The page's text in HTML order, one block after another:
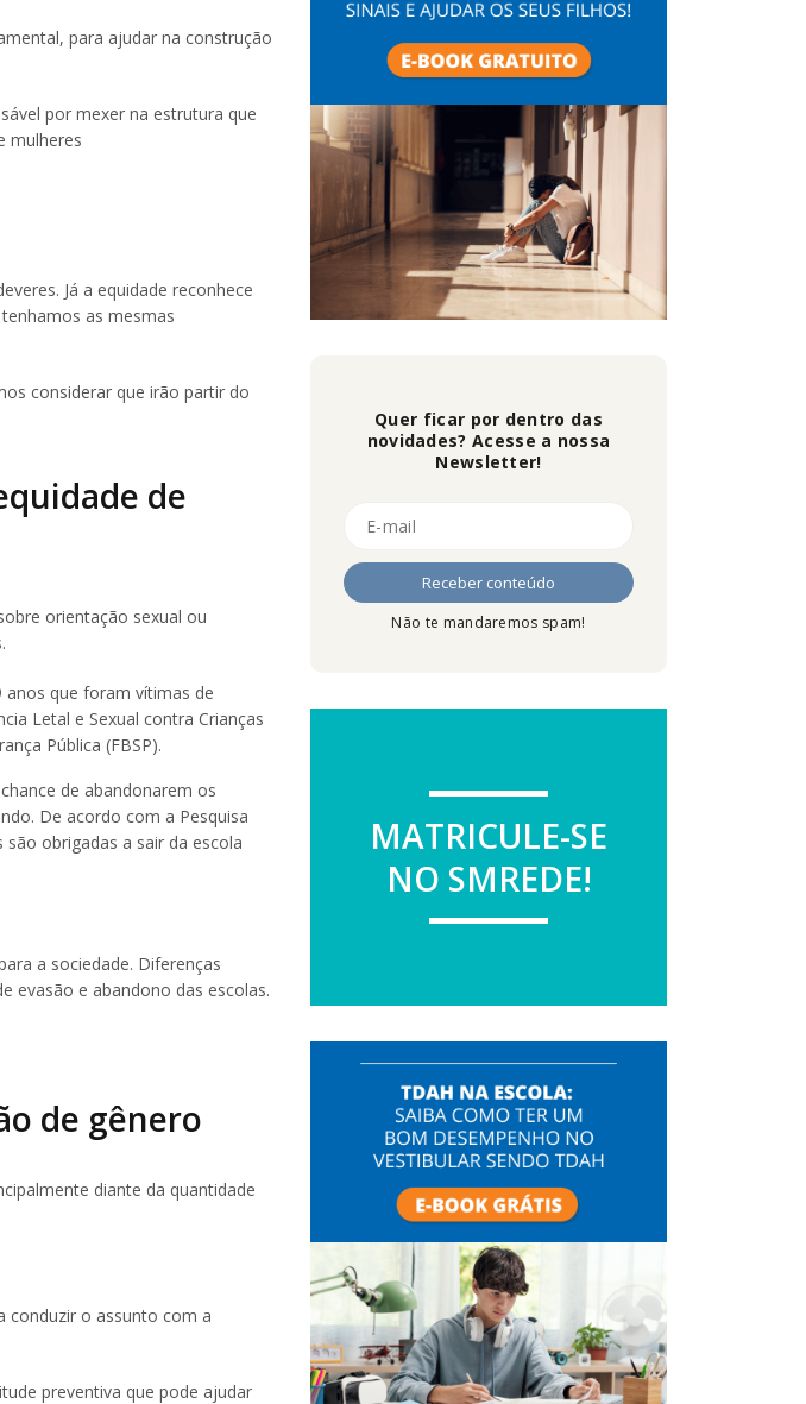
para ajudar na construção
por mexer na estrutura que
mulheres
Já a equidade reconhece
as mesmas
considerar que irão partir do
de
orientação sexual ou
anos que foram vítimas de
Letal e Sexual contra Crianças
Pública (FBSP).
de abandonarem os
De acordo com a Pesquisa
obrigadas a sair da escola
a sociedade. Diferenças
evasão e abandono das escolas.
de gênero
diante da quantidade
conduzir o assunto com a
preventiva que pode ajudar
Quer ficar por dentro das
novidades? Acesse a nossa
Newsletter!
Não te mandaremos spam!
MATRICULE-SE
NO SMREDE!